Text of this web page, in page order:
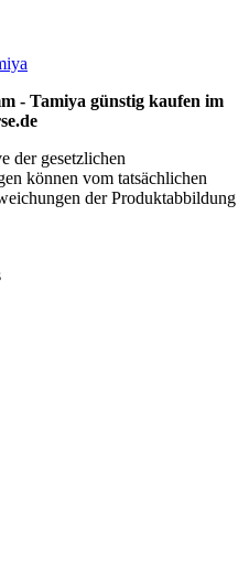
- Tamiya günstig kaufen im
der gesetzlichen
können vom tatsächlichen
der Produktabbildung